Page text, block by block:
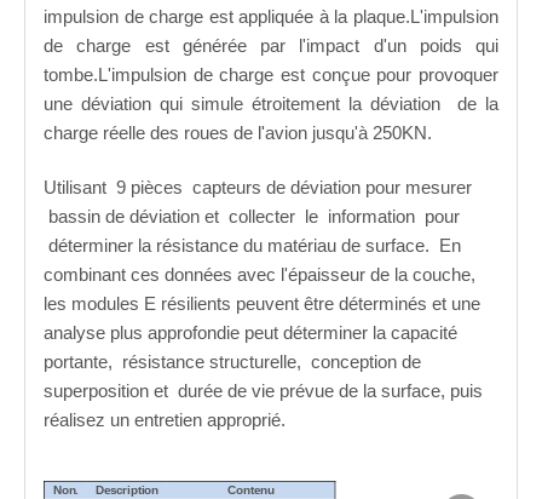
impulsion de charge est appliquée à la plaque.L'impulsion
de charge est générée par l'impact d'un poids qui
tombe.L'impulsion de charge est conçue pour provoquer
une déviation qui simule étroitement la déviation de la
charge réelle des roues de l'avion jusqu'à 250KN.
Utilisant 9 pièces capteurs de déviation pour mesurer
bassin de déviation et collecter le information pour
déterminer la résistance du matériau de surface. En
combinant ces données avec l'épaisseur de la couche,
les modules E résilients peuvent être déterminés et une
analyse plus approfondie peut déterminer la capacité
portante, résistance structurelle, conception de
superposition et durée de vie prévue de la surface, puis
réalisez un entretien approprié.
Non. Description Contenu